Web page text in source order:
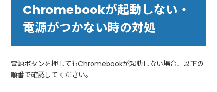
Chromebookが起動しない・
電源がつかない時の対処
電源ボタンを押してもChromebookが起動しない場合、以下の
順番で確認してください。